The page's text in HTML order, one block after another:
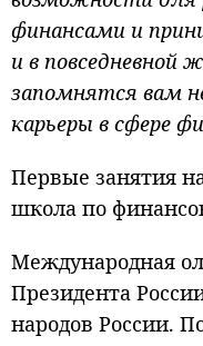
финансами и
и в повседневной
запомнятся вам
карьеры в сфере
Первые занятия
школа по
Международная
Президента
народов России.